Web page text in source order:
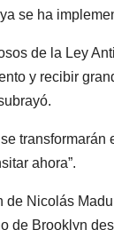
se ha
de la Ley
y recibir
ahora”.
Nicolás
de Brooklyn